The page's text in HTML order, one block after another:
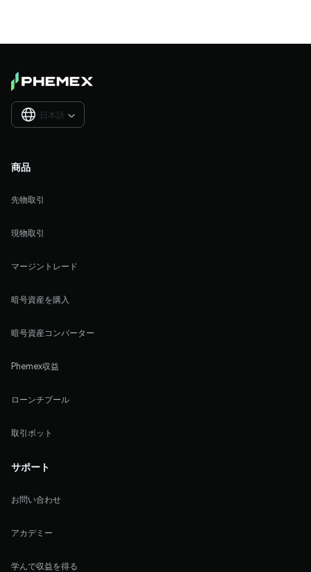
日本語 
商品
先物取引
現物取引
マージントレード
暗号資産を購入
暗号資産コンバーター
Phemex収益
ローンチプール
取引ボット
サポート
お問い合わせ
アカデミー
学んで収益を得る